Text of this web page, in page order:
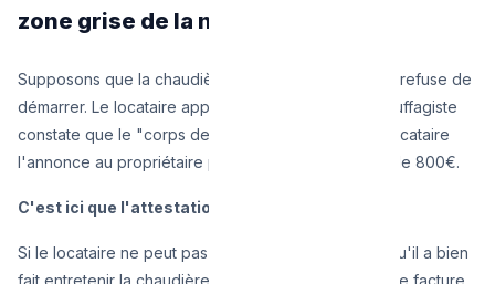
zone grise de la négligence
Supposons que la chaudière, un 15 janvier à Ixelles, refuse de
démarrer. Le locataire appelle un technicien. Le chauffagiste
constate que le "corps de chauffe" est fissuré. Le locataire
l'annonce au propriétaire pour qu'il paie la facture de 800€.
C'est ici que l'attestation PEB devient vitale :
Si le locataire ne peut pas prouver au propriétaire qu'il a bien
fait entretenir la chaudière tous les deux ans (par une facture